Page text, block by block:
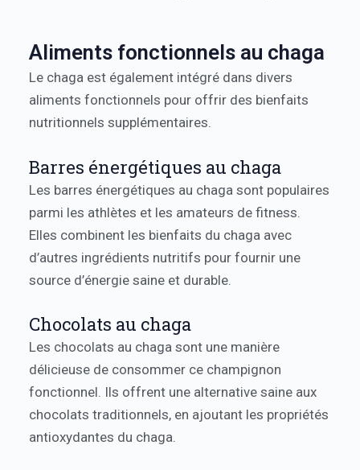
Aliments fonctionnels au chaga
Le chaga est également intégré dans divers
aliments fonctionnels pour offrir des bienfaits
nutritionnels supplémentaires.
Barres énergétiques au chaga
Les barres énergétiques au chaga sont populaires
parmi les athlètes et les amateurs de fitness.
Elles combinent les bienfaits du chaga avec
d’autres ingrédients nutritifs pour fournir une
source d’énergie saine et durable.
Chocolats au chaga
Les chocolats au chaga sont une manière
délicieuse de consommer ce champignon
fonctionnel. Ils offrent une alternative saine aux
chocolats traditionnels, en ajoutant les propriétés
antioxydantes du chaga.